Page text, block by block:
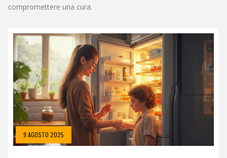
compromettere una cura.
9 AGOSTO 2025